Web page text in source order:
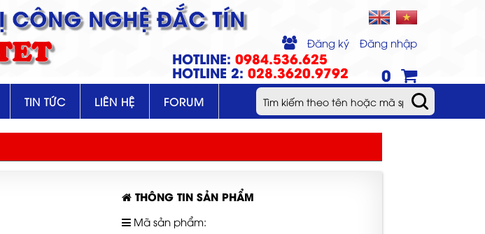
CÔNG NGHỆ ĐẮC TÍN
Đăng ký Đăng nhập
HOTLINE: 0984.536.625
HOTLINE 2: 028.3620.9792 0
TIN TỨC LIÊN HỆ FORUM
THÔNG TIN SẢN PHẨM
Mã sản phẩm: